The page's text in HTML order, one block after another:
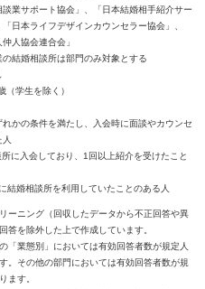
談業サポート協会」、「日本結婚相手紹介サー
「日本ライフデザインカウンセラー協会」、
仲人協会連合会」
の結婚相談所は部門のみ対象とする
（学生を除く）
れかの条件を満たし、入会時に面談やカウンセ
に入会しており、1回以上紹介を受けたこと
結婚相談所を利用していたことのある人
ーニング（回収したデータから不正回答や異
答を除外した上で作成しています。
業態別」においては有効回答者数が規定人
。その他の部門においては有効回答者数が規
ます。